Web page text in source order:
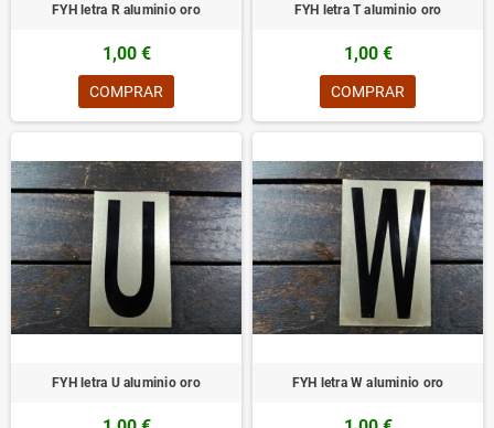
FYH letra R aluminio oro
1,00 €
COMPRAR
FYH letra T aluminio oro
1,00 €
COMPRAR
FYH letra U aluminio oro FYH letra W aluminio oro